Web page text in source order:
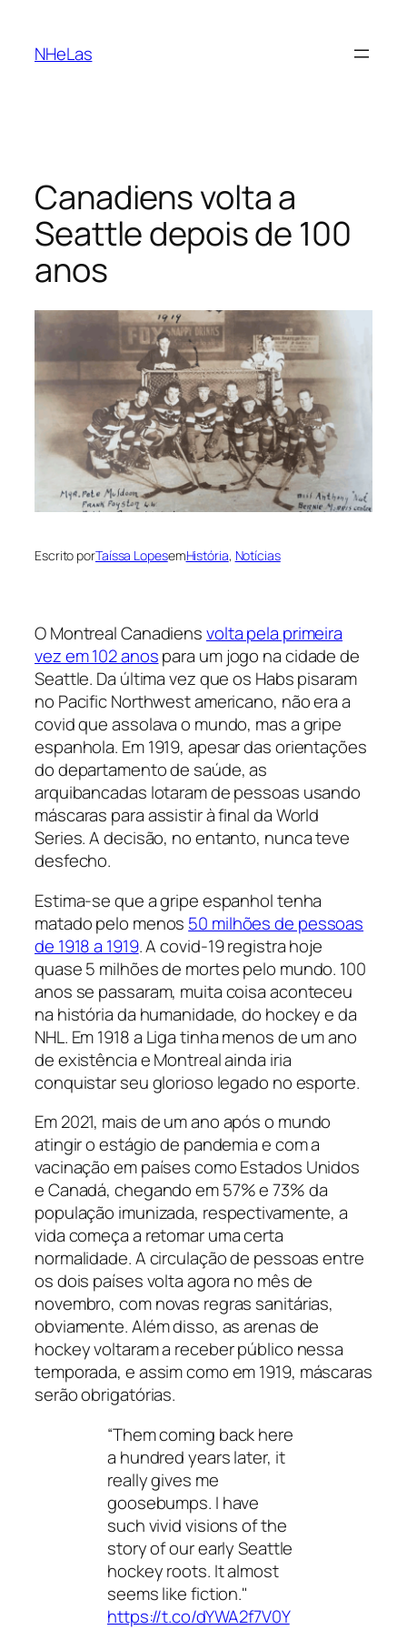
NHeLas
Canadiens volta a
Seattle depois de 100
anos
Escrito porTaíssa LopesemHistória, Notícias
O Montreal Canadiensvolta pela primeira
vez em 102 anospara um jogo na cidade de
Seattle. Da última vez que os Habs pisaram
no Pacific Northwest americano, não era a
covid que assolava o mundo, mas a gripe
espanhola. Em 1919, apesar das orientações
do departamento de saúde, as
arquibancadas lotaram de pessoas usando
máscaras para assistir à final daWorld
Series. A decisão, no entanto, nunca teve
desfecho.
Estima-se que a gripe espanhol tenha
matado pelo menos 50 milhões de pessoas
de 1918 a 1919. A covid-19 registra hoje
quase 5 milhões de mortes pelo mundo. 100
anos se passaram, muita coisa aconteceu
na história da humanidade, do hockey e da
NHL. Em 1918 a Liga tinha menos de um ano
de existência e Montreal ainda iria
conquistar seu glorioso legado no esporte.
Em 2021, mais de um ano após o mundo
atingir o estágio de pandemia e com a
vacinação em países como Estados Unidos
e Canadá, chegando em 57% e 73% da
população imunizada, respectivamente, a
vida começa a retomar uma certa
normalidade. A circulação de pessoas entre
os dois países volta agora no mês de
novembro, com novas regras sanitárias,
obviamente. Além disso, as arenas de
hockey voltaram a receber público nessa
temporada, e assim como em 1919, máscaras
serão obrigatórias.
“Them coming back here
a hundred years later, it
really gives me
goosebumps. I have
such vivid visions of the
story of our early Seattle
hockey roots. It almost
seems like fiction."
https://t.co/dYWA2f7V0Y